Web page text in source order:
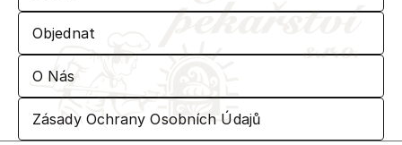
Objednat
O Nás
Zásady Ochrany Osobních Údajů